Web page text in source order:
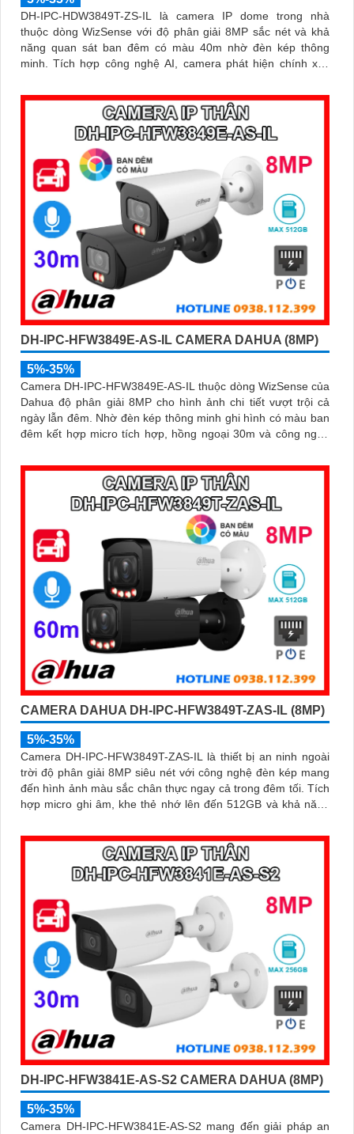
DH-IPC-HDW3849T-ZS-IL là camera IP dome trong nhà
thuộc dòng WizSense với độ phân giải 8MP sắc nét và khả
năng quan sát ban đêm có màu 40m nhờ đèn kép thông
minh. Tích hợp công nghệ AI, camera phát hiện chính xác
hỗ trợ đến 512GB đảm bảo lưu trữ linh hoạt và chi tiết, hỗ trợ
PoE tiện lợi đây là giải pháp giám sát an ninh hiệu quả
DH-IPC-HFW3849E-AS-IL CAMERA DAHUA (8MP)
5%-35%
Camera DH-IPC-HFW3849E-AS-IL thuộc dòng WizSense của
Dahua độ phân giải 8MP cho hình ảnh chi tiết vượt trội cả
ngày lẫn đêm. Nhờ đèn kép thông minh ghi hình có màu ban
đêm kết hợp micro tích hợp, hồng ngoại 30m và công nghệ
mật hiệu quả
CAMERA DAHUA DH-IPC-HFW3849T-ZAS-IL (8MP)
5%-35%
Camera DH-IPC-HFW3849T-ZAS-IL là thiết bị an ninh ngoài
trời độ phân giải 8MP siêu nét với công nghệ đèn kép mang
đến hình ảnh màu sắc chân thực ngay cả trong đêm tối. Tích
hợp micro ghi âm, khe thẻ nhớ lên đến 512GB và khả năng
xe, nâng cao hiệu quả giám sát với thiết kế chuẩn IP67 chống
bụi nước và hỗ trợ PoE giá rẻ
DH-IPC-HFW3841E-AS-S2 CAMERA DAHUA (8MP)
5%-35%
Camera DH-IPC-HFW3841E-AS-S2 mang đến giải pháp an